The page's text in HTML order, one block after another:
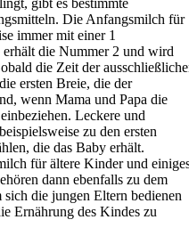
Die Anfangsmilch für
immer mit einer 1
erhält die Nummer 2 und wird
die Zeit der
ersten Breie, die der
wenn Mama und Papa die
Leckere und
zu den ersten
die das Baby erhält.
für ältere Kinder und
dann ebenfalls zu dem
die jungen Eltern bedienen
Ernährung des Kindes zu